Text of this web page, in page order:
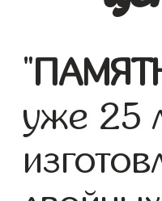
"
уже 25